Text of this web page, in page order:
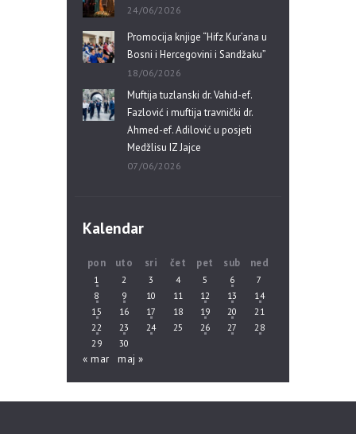
24/06/2026
Promocija knjige “Hifz Kur’ana u
Bosni i Hercegovini i Sandžaku”
18/06/2026
Muftija tuzlanski dr. Vahid-ef.
Fazlović i muftija travnički dr.
Ahmed-ef. Adilović u posjeti
Medžlisu IZ Jajce
07/06/2026
Kalendar
pon uto sri čet pet sub ned
1 2 3 4 5 6
7
8
9 10 11 12 13
14
15
16 17 18 19 20
21
22
23 24 25 26 27
28
29
30
« mar maj »